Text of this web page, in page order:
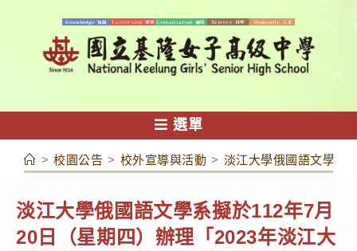
容
選單
> 校園公告 > 校外宣導與活動 > 淡江大學俄國語文學系
淡江大學俄國語文學系擬於112年7月
20日（星期四）辦理「2023年淡江大